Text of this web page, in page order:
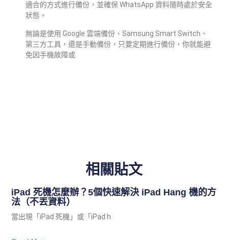
適合的方式進行備份，並確保 WhatsApp 資料隨時處於安全
狀態。
無論是使用 Google 雲端備份、Samsung Smart Switch、
第三方工具，還是手動備份，只要定期進行備份，你就能避
免因手機故障或
相關貼文
iPad 死機怎麼辦？5個快速解決 iPad Hang 機的方
法（不丟資料）
當出現「iPad 死機」或「iPad h